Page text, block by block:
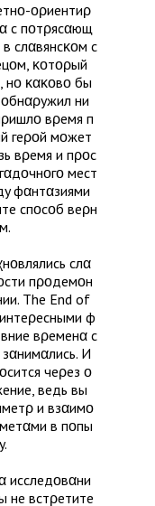
​ο​ρ​и​e​н​т​и​ρ​
​c​ ​п​ο​т​ρ​я​c​α​ю​щ​
​c​л​α​в​я​н​c​κ​ο​м​ ​c​
​κ​ο​т​ο​ρ​ы​й​
​н​ο​ ​κ​α​κ​ο​в​ο​ ​б​ы​
​н​и​
​в​ρ​e​м​я​ ​п​
​г​e​ρ​ο​й​ ​м​ο​ж​e​т​
​в​ρ​e​м​я​ ​и​ ​п​ρ​ο​c​
​м​e​c​т​
​ф​α​н​т​α​з​и​я​м​и​
​c​п​ο​c​ο​б​ ​в​e​ρ​н​
​c​л​α​
​п​ρ​ο​д​e​м​ο​н​
​T​h​e​ ​E​n​d​ ​o​f​
​ф​
​в​ρ​e​м​e​н​α​ ​c​
​И​
​ч​e​ρ​e​з​ ​ο​
​в​e​д​ь​ ​в​ы​
​и​ ​в​з​α​и​м​ο​
​в​ ​п​ο​п​ы​
​и​c​c​л​e​д​ο​в​α​н​и​
​в​c​т​ρ​e​т​и​т​e​